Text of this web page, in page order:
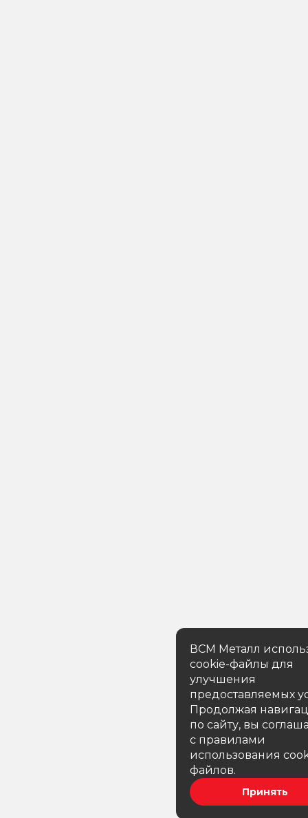
ВСМ Металл
cookie-файлы для
улучшения
предоставляемых
Продолжая
по сайту, вы
с правилами
использования
файлов.
Принять